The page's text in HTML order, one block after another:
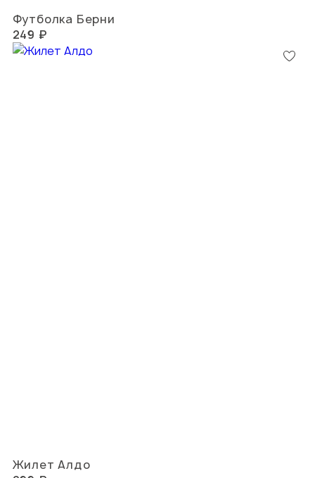
Футболка Берни
249 ₽
Жилет Алдо